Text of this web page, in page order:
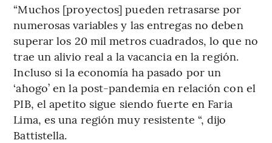
“Muchos [proyectos] pueden retrasarse por
numerosas variables y las entregas no deben
superar los 20 mil metros cuadrados, lo que no
trae un alivio real a la vacancia en la región.
Incluso si la economía ha pasado por un
‘ahogo’ en la post-pandemia en relación con el
PIB, el apetito sigue siendo fuerte en Faria
Lima, es una región muy resistente “, dijo
Battistella.